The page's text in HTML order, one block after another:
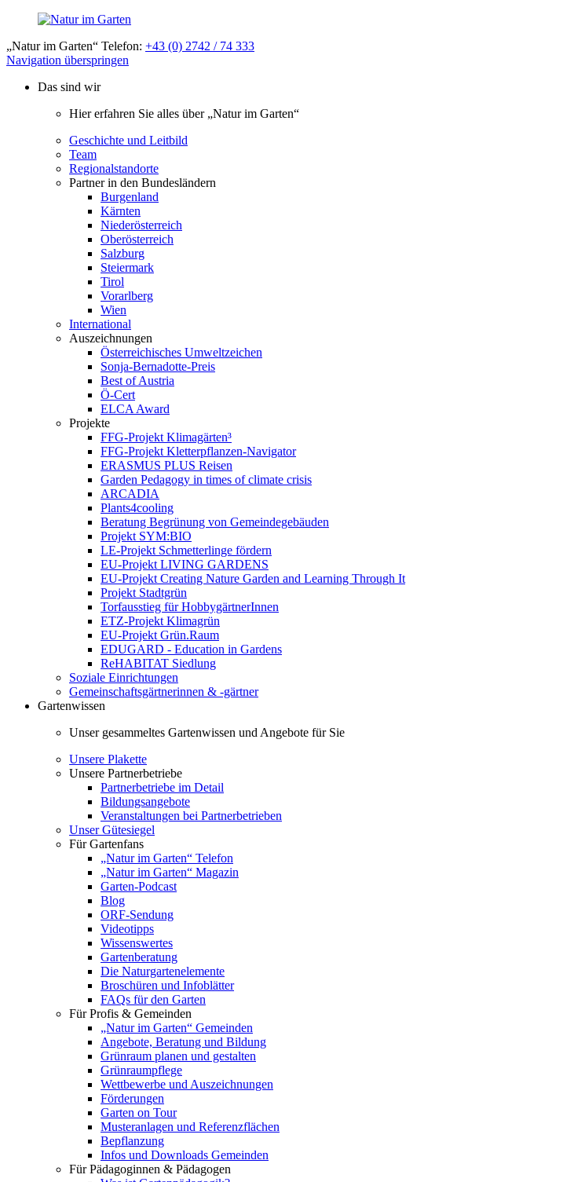
„Natur im Garten“ Telefon: +43 (0) 2742 / 74 333
Navigation überspringen
Das sind wir
Hier erfahren Sie alles über „Natur im Garten“
Geschichte und Leitbild
Team
Regionalstandorte
Partner in den Bundesländern
Burgenland
Kärnten
Niederösterreich
Oberösterreich
Salzburg
Steiermark
Tirol
Vorarlberg
Wien
International
Auszeichnungen
Österreichisches Umweltzeichen
Sonja-Bernadotte-Preis
Best of Austria
Ö-Cert
ELCA Award
Projekte
FFG-Projekt Klimagärten³
FFG-Projekt Kletterpflanzen-Navigator
ERASMUS PLUS Reisen
Garden Pedagogy in times of climate crisis
ARCADIA
Plants4cooling
Beratung Begrünung von Gemeindegebäuden
Projekt SYM:BIO
LE-Projekt Schmetterlinge fördern
EU-Projekt LIVING GARDENS
EU-Projekt Creating Nature Garden and Learning Through It
Projekt Stadtgrün
Torfausstieg für HobbygärtnerInnen
ETZ-Projekt Klimagrün
EU-Projekt Grün.Raum
EDUGARD - Education in Gardens
ReHABITAT Siedlung
Soziale Einrichtungen
Gemeinschaftsgärtnerinnen & -gärtner
Gartenwissen
Unser gesammeltes Gartenwissen und Angebote für Sie
Unsere Plakette
Unsere Partnerbetriebe
Partnerbetriebe im Detail
Bildungsangebote
Veranstaltungen bei Partnerbetrieben
Unser Gütesiegel
Für Gartenfans
„Natur im Garten“ Telefon
„Natur im Garten“ Magazin
Garten-Podcast
Blog
ORF-Sendung
Videotipps
Wissenswertes
Gartenberatung
Die Naturgartenelemente
Broschüren und Infoblätter
FAQs für den Garten
Für Profis & Gemeinden
„Natur im Garten“ Gemeinden
Angebote, Beratung und Bildung
Grünraum planen und gestalten
Grünraumpflege
Wettbewerbe und Auszeichnungen
Förderungen
Garten on Tour
Musteranlagen und Referenzflächen
Bepflanzung
Infos und Downloads Gemeinden
Für Pädagoginnen & Pädagogen